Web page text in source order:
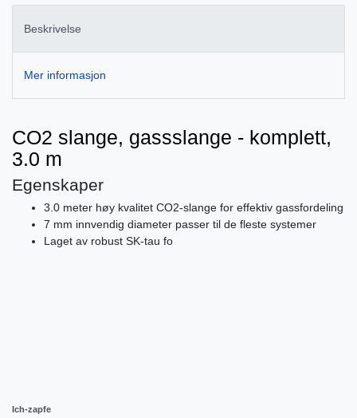
Beskrivelse
Mer informasjon
CO2 slange, gassslange - komplett,
3.0 m
Egenskaper
3.0 meter høy kvalitet CO2-slange for effektiv gassfordeling
7 mm innvendig diameter passer til de fleste systemer
Laget av robust SK-tau fo
Ich-zapfe